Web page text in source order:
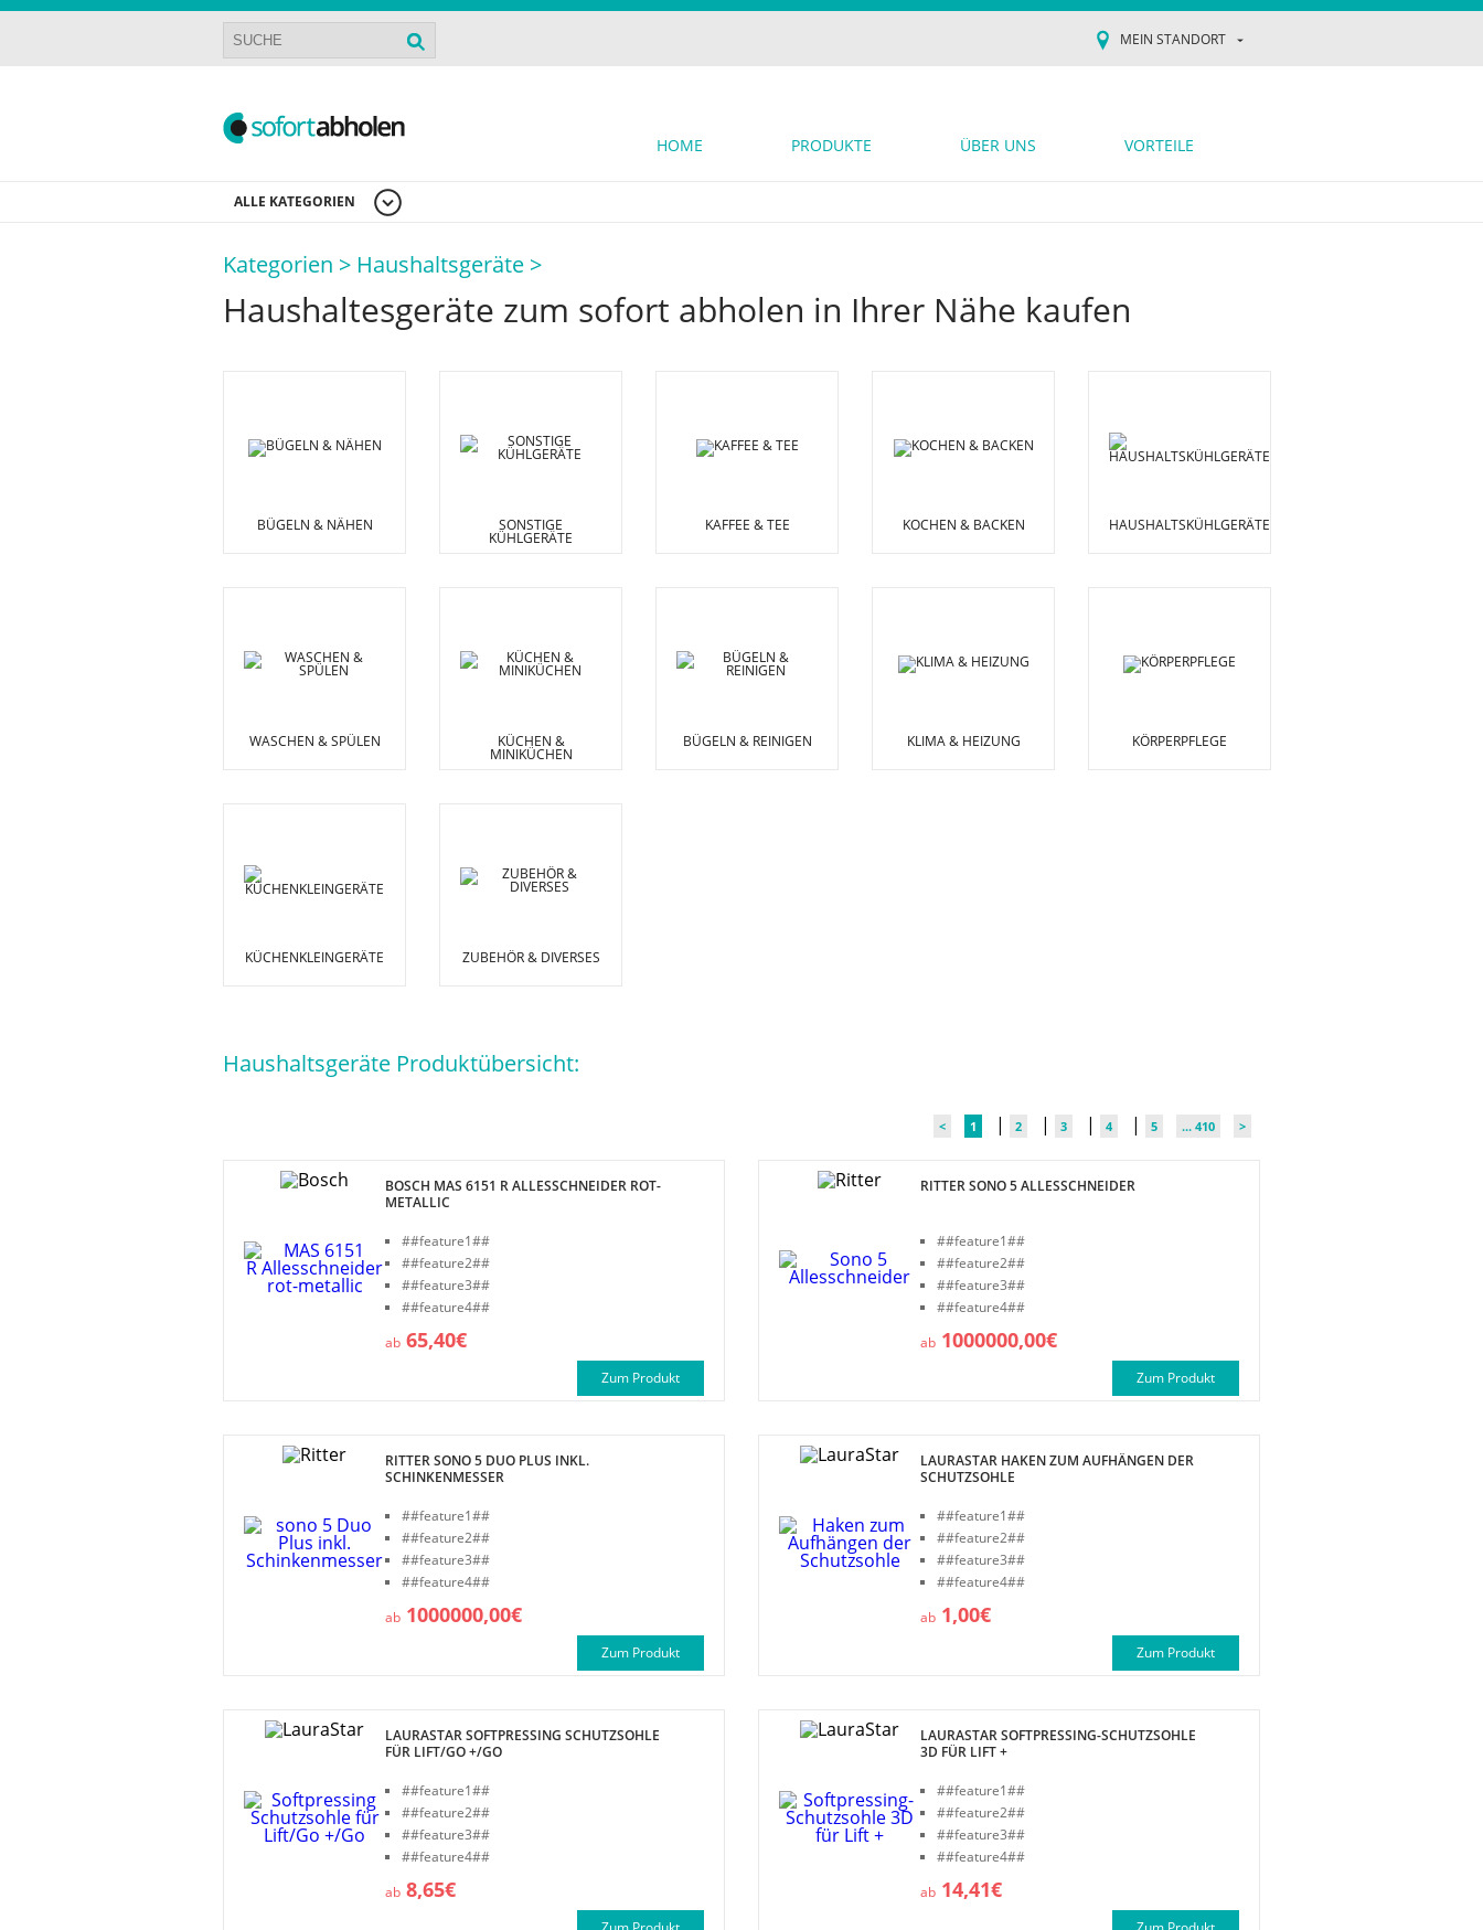
MEIN STANDORT
HOME PRODUKTE ÜBER UNS VORTEILE
ALLE KATEGORIEN
Kategorien > Haushaltsgeräte >
Haushaltesgeräte zum sofort abholen in Ihrer Nähe kaufen
BÜGELN & NÄHEN SONSTIGE
KÜHLGERÄTE
KAFFEE & TEE KOCHEN & BACKEN HAUSHALTSKÜHLGERÄTE
WASCHEN & SPÜLEN KÜCHEN &
MINIKÜCHEN
BÜGELN & REINIGEN KLIMA & HEIZUNG KÖRPERPFLEGE
KÜCHENKLEINGERÄTE ZUBEHÖR & DIVERSES
Haushaltsgeräte Produktübersicht:
< 1 | 2 | 3 | 4 | 5 ... 410 >
BOSCH MAS 6151 R ALLESSCHNEIDER ROT-
METALLIC
##feature1##
##feature2##
##feature3##
##feature4##
ab 65,40€
Zum Produkt
RITTER SONO 5 ALLESSCHNEIDER
##feature1##
##feature2##
##feature3##
##feature4##
ab 1000000,00€
Zum Produkt
RITTER SONO 5 DUO PLUS INKL.
SCHINKENMESSER
##feature1##
##feature2##
##feature3##
##feature4##
ab 1000000,00€
Zum Produkt
LAURASTAR HAKEN ZUM AUFHÄNGEN DER
SCHUTZSOHLE
##feature1##
##feature2##
##feature3##
##feature4##
ab 1,00€
Zum Produkt
LAURASTAR SOFTPRESSING SCHUTZSOHLE
FÜR LIFT/GO +/GO
##feature1##
##feature2##
##feature3##
##feature4##
ab 8,65€
LAURASTAR SOFTPRESSING-SCHUTZSOHLE
3D FÜR LIFT +
##feature1##
##feature2##
##feature3##
##feature4##
ab 14,41€